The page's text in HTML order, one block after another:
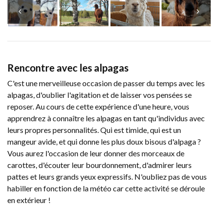
Rencontre avec les alpagas
C'est une merveilleuse occasion de passer du temps avec les
alpagas, d'oublier l'agitation et de laisser vos pensées se
reposer. Au cours de cette expérience d'une heure, vous
apprendrez à connaître les alpagas en tant qu'individus avec
leurs propres personnalités. Qui est timide, qui est un
mangeur avide, et qui donne les plus doux bisous d'alpaga ?
Vous aurez l'occasion de leur donner des morceaux de
carottes, d'écouter leur bourdonnement, d'admirer leurs
pattes et leurs grands yeux expressifs. N'oubliez pas de vous
habiller en fonction de la météo car cette activité se déroule
en extérieur !